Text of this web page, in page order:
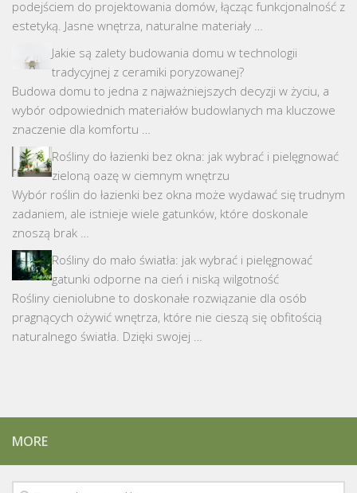
podejściem do projektowania domów, łącząc funkcjonalność z
estetyką. Jasne wnętrza, naturalne materiały …
Jakie są zalety budowania domu w technologii
tradycyjnej z ceramiki poryzowanej?
Budowa domu to jedna z najważniejszych decyzji w życiu, a
wybór odpowiednich materiałów budowlanych ma kluczowe
znaczenie dla komfortu …
Rośliny do łazienki bez okna: jak wybrać i pielęgnować
zieloną oazę w ciemnym wnętrzu
Wybór roślin do łazienki bez okna może wydawać się trudnym
zadaniem, ale istnieje wiele gatunków, które doskonale
znoszą brak …
Rośliny do mało światła: jak wybrać i pielęgnować
gatunki odporne na cień i niską wilgotność
Rośliny cieniolubne to doskonałe rozwiązanie dla osób
pragnących ożywić wnętrza, które nie cieszą się obfitością
naturalnego światła. Dzięki swojej …
MORE